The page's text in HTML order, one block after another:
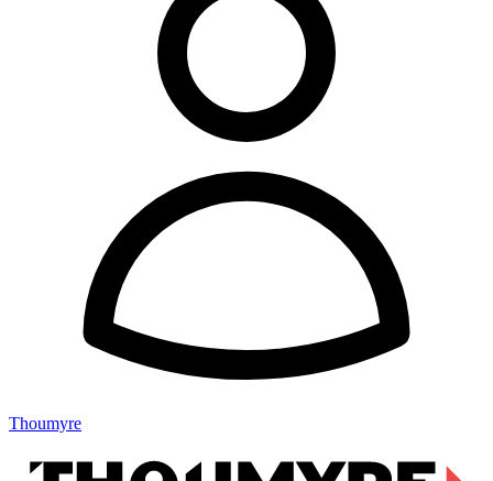
Thoumyre